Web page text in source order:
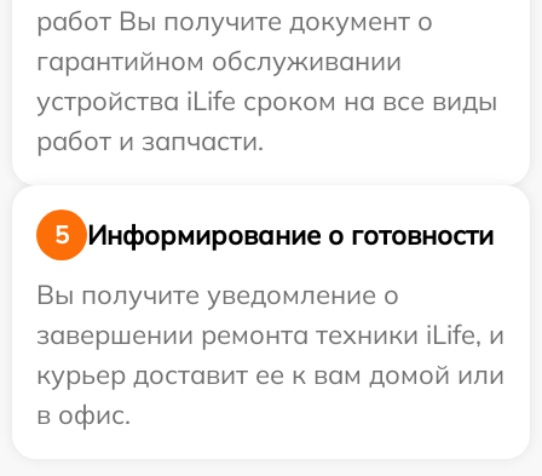
работ Вы получите документ о
гарантийном обслуживании
устройства iLife сроком на все виды
работ и запчасти.
5
Информирование о готовности
Вы получите уведомление о
завершении ремонта техники iLife, и
курьер доставит ее к вам домой или
в офис.